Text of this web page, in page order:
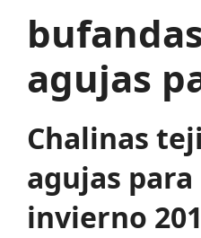
agujas
Chalinas
agujas
invierno